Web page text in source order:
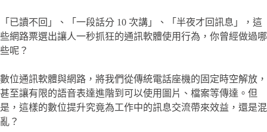
「已讀不回」、「一段話分 10 次講」、「半夜才回訊息」，這
些網路票選出讓人一秒抓狂的通訊軟體使用行為，你曾經做過哪
些呢？
數位通訊軟體與網路，將我們從傳統電話座機的固定時空解放，
甚至讓有限的語音表達進階到可以使用圖片、檔案等傳達。但
是，這樣的數位提升究竟為工作中的訊息交流帶來效益，還是混
亂？